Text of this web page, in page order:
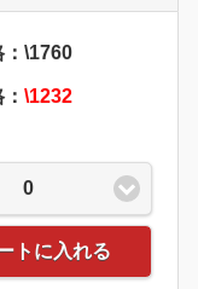
：\1760
\1232
0
トに入れる